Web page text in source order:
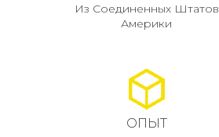
Из Соединенных Штатов
Америки
ОПЫТ